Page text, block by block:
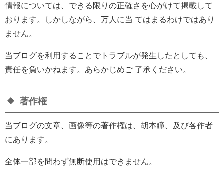
情報については、できる限りの正確さを心がけて掲載して
おります。しかしながら、万人に当 てはまるわけではあり
ません。
当ブログを利用することでトラブルが発生したとしても、
責任を負いかねます。あらかじめご 了承ください。
著作権
当ブログの文章、画像等の著作権は、胡本瞳、及び各作者
にあります。
全体一部を問わず無断使用はできません。